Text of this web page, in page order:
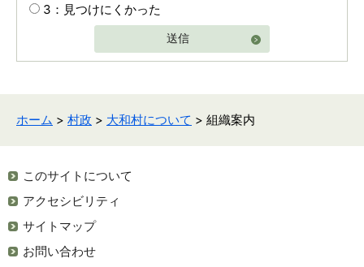
3：見つけにくかった
送信
ホーム > 村政 > 大和村について > 組織案内
このサイトについて
アクセシビリティ
サイトマップ
お問い合わせ